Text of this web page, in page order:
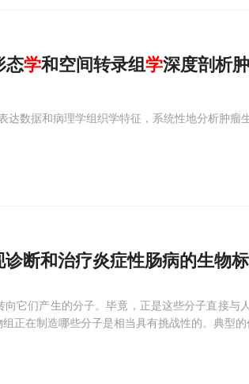
态学和空间转录组学深度剖析
数据和病理学组织学特征，系统性地分析肿瘤
诊断和治疗炎症性肠病的生物
它们产生的分子。毕竟，正是这些分子直接与
正在制造哪些分子是相当具有挑战性的。典型的